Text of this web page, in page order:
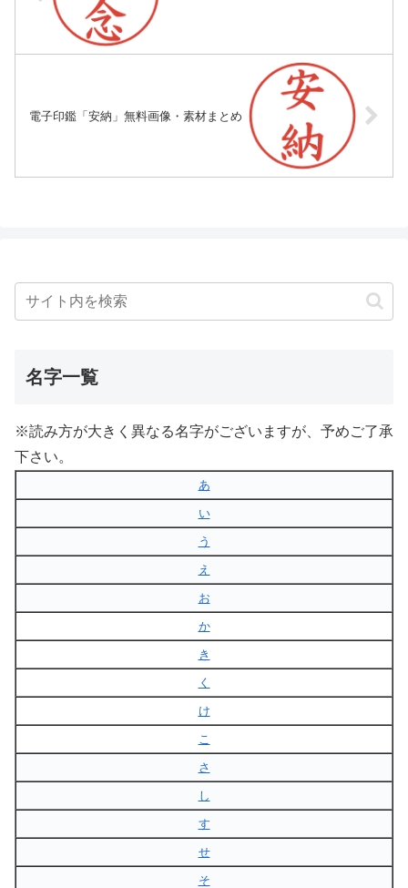
電子印鑑「安納」無料画像・素材まとめ
名字一覧
※読み方が大きく異なる名字がございますが、予めご了承
下さい。
あ
い
う
え
お
か
き
く
け
こ
さ
し
す
せ
そ